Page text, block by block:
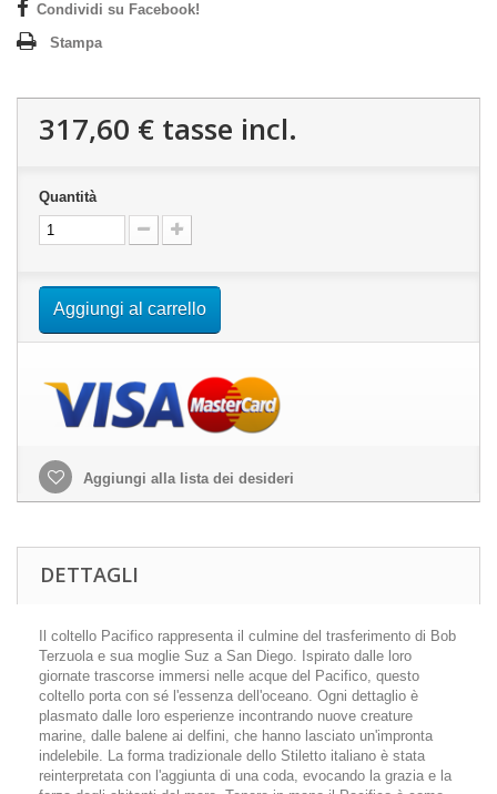
Condividi su Facebook!
Stampa
317,60 € tasse incl.
Quantità
Aggiungi al carrello
Aggiungi alla lista dei desideri
DETTAGLI
Il coltello Pacifico rappresenta il culmine del trasferimento di Bob
Terzuola e sua moglie Suz a San Diego. Ispirato dalle loro
giornate trascorse immersi nelle acque del Pacifico, questo
coltello porta con sé l'essenza dell'oceano. Ogni dettaglio è
plasmato dalle loro esperienze incontrando nuove creature
marine, dalle balene ai delfini, che hanno lasciato un'impronta
indelebile. La forma tradizionale dello Stiletto italiano è stata
reinterpretata con l'aggiunta di una coda, evocando la grazia e la